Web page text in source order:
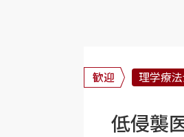
歓迎 理学療
低侵襲